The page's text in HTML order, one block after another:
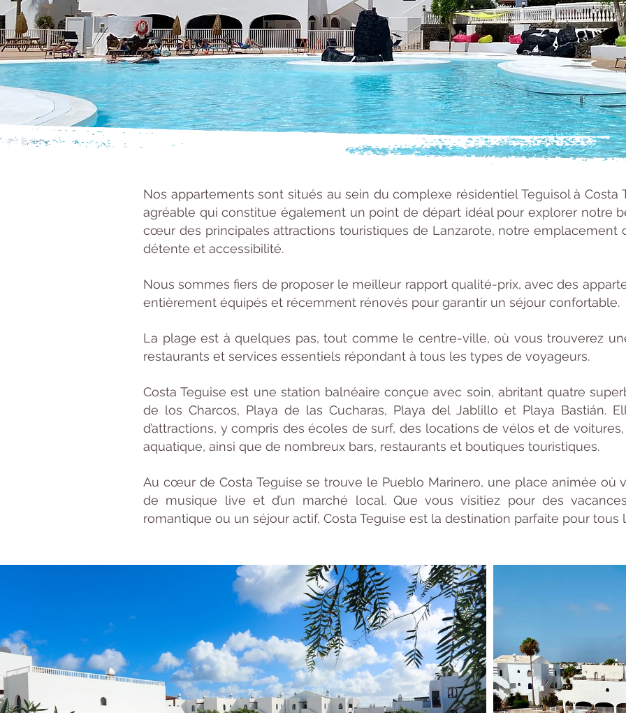
Nos appartements sont situés au sein du complexe résidentiel Teguisol à Costa
agréable qui constitue également un point de départ idéal pour explorer notre
cœur des principales attractions touristiques de Lanzarote, notre emplacement
détente et accessibilité.
Nous sommes fiers de proposer le meilleur rapport qualité-prix, avec des
entièrement équipés et récemment rénovés pour garantir un séjour confortable.
La plage est à quelques pas, tout comme le centre-ville, où vous trouverez
restaurants et services essentiels répondant à tous les types de voyageurs.
Costa Teguise est une station balnéaire conçue avec soin, abritant quatre
de los Charcos, Playa de las Cucharas, Playa del Jablillo et Playa Bastián.
d’attractions, y compris des écoles de surf, des locations de vélos et de
aquatique, ainsi que de nombreux bars, restaurants et boutiques touristiques.
Au cœur de Costa Teguise se trouve le Pueblo Marinero, une place animée où
de musique live et d’un marché local. Que vous visitiez pour des
romantique ou un séjour actif, Costa Teguise est la destination parfaite pour tous